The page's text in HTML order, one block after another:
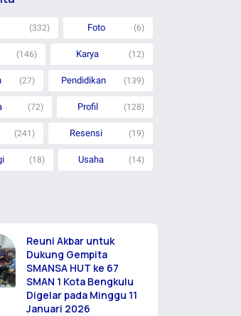
(332) Foto (6)
(146) Karya (12)
(27) Pendidikan (139)
(72) Profil (128)
(241) Resensi (19)
(18) Usaha (14)
Reuni Akbar untuk
Dukung Gempita
SMANSA HUT ke 67
SMAN 1 Kota Bengkulu
Digelar pada Minggu 11
Januari 2026